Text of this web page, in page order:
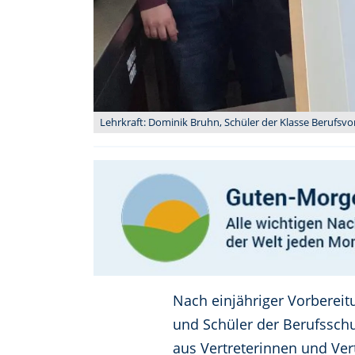
Lehrkraft: Dominik Bruhn, Schüler der Klasse
Nach einjähriger
und Schüler der
aus Vertreterinnen und